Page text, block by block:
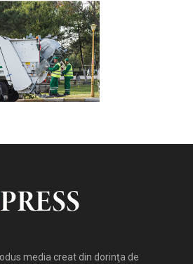
media creat din dorinţa de